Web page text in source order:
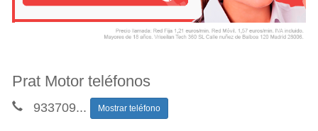
Prat Motor teléfonos
933709... Mostrar teléfono